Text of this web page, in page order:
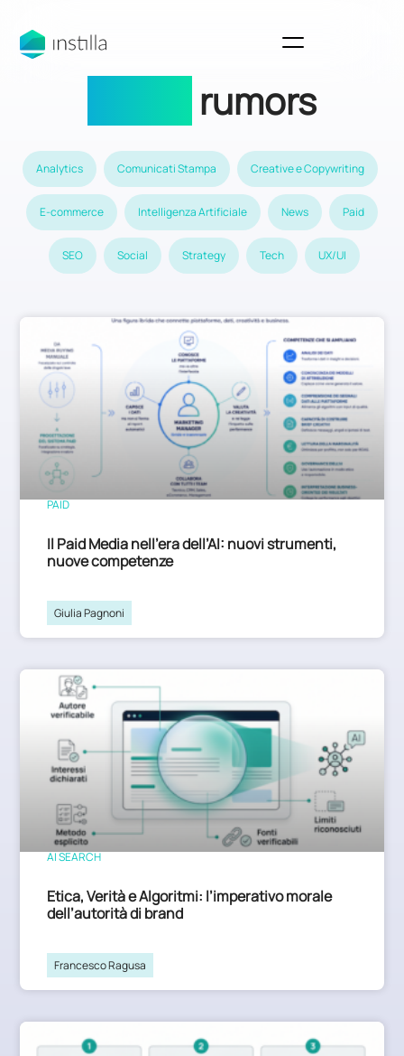
rumors
Analytics Comunicati Stampa Creative e Copywriting
E-commerce Intelligenza Artificiale News Paid
SEO Social Strategy Tech UX/UI
PAID
Il Paid Media nell’era dell’AI: nuovi strumenti,
nuove competenze
Giulia Pagnoni
AI SEARCH
Etica, Verità e Algoritmi: l’imperativo morale
dell’autorità di brand
Francesco Ragusa